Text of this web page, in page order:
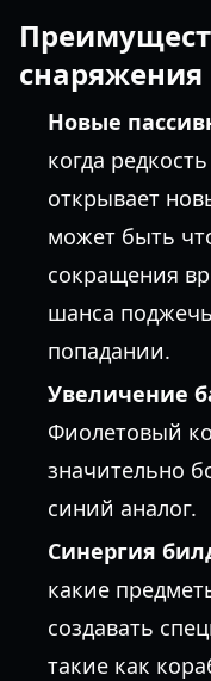
снаряжения
Новые
когда
открывает
может быть
сокращения
шанса
попадании.
Увеличение
Фиолетовый
значительно
синий аналог.
Синергия
какие
создавать
такие как